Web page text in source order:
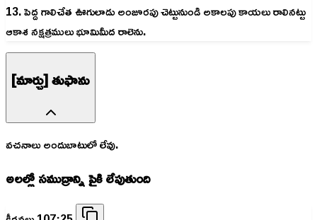
13. పెద్ద గాలిచేత ఊగులాడు అంజూరపు చెట్టునుండి అకాలపు కాయలు రాలినట్టు
ఆకాశ నక్షత్రములు భూమిమీద రాలెను.
[మార్చు] తుఫాను
వచనాలు అందుబాటులో లేవు.
అలల్లో సముద్రాన్ని పైకి లేపుతుంది